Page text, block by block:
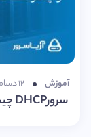
آموزش ۱۲ دسامبر ۲۰۲۴
سرورDHCP چیست و چگونه کار می‌کند؟